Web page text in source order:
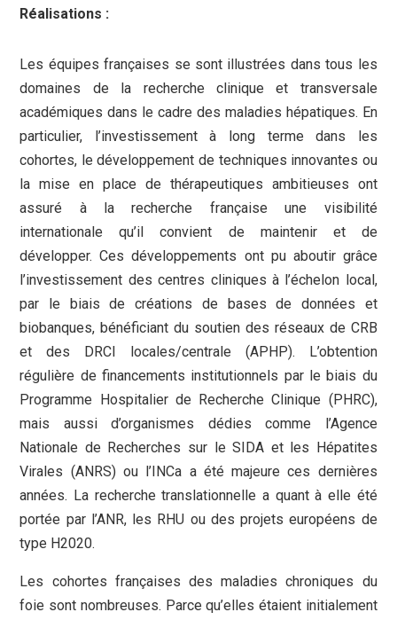
Réalisations :
Les équipes françaises se sont illustrées dans tous les
domaines de la recherche clinique et transversale
académiques dans le cadre des maladies hépatiques. En
particulier, l’investissement à long terme dans les
cohortes, le développement de techniques innovantes ou
la mise en place de thérapeutiques ambitieuses ont
assuré à la recherche française une visibilité
internationale qu’il convient de maintenir et de
développer. Ces développements ont pu aboutir grâce
l’investissement des centres cliniques à l’échelon local,
par le biais de créations de bases de données et
biobanques, bénéficiant du soutien des réseaux de CRB
et des DRCI locales/centrale (APHP). L’obtention
régulière de financements institutionnels par le biais du
Programme Hospitalier de Recherche Clinique (PHRC),
mais aussi d’organismes dédies comme l’Agence
Nationale de Recherches sur le SIDA et les Hépatites
Virales (ANRS) ou l’INCa a été majeure ces dernières
années. La recherche translationnelle a quant à elle été
portée par l’ANR, les RHU ou des projets européens de
type H2020.
Les cohortes françaises des maladies chroniques du
foie sont nombreuses. Parce qu’elles étaient initialement